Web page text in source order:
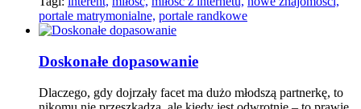
portale matrymonialne, portale randkowe
Doskonałe dopasowanie
Dlaczego, gdy dojrzały facet ma dużo młodszą partnerkę, to